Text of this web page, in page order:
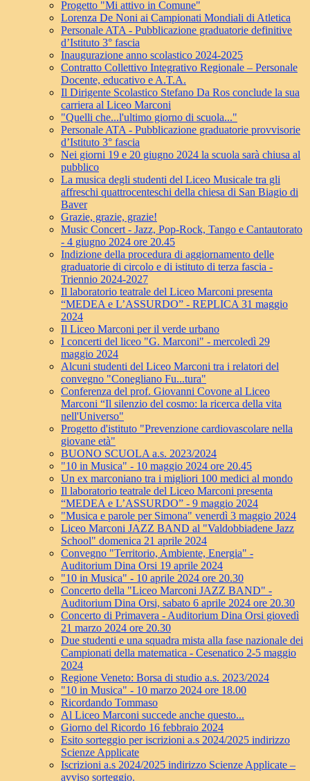
Progetto "Mi attivo in Comune"
Lorenza De Noni ai Campionati Mondiali di Atletica
Personale ATA - Pubblicazione graduatorie definitive
d’Istituto 3° fascia
Inaugurazione anno scolastico 2024-2025
Contratto Collettivo Integrativo Regionale – Personale
Docente, educativo e A.T.A.
Il Dirigente Scolastico Stefano Da Ros conclude la sua
carriera al Liceo Marconi
"Quelli che...l'ultimo giorno di scuola..."
Personale ATA - Pubblicazione graduatorie provvisorie
d’Istituto 3° fascia
Nei giorni 19 e 20 giugno 2024 la scuola sarà chiusa al
pubblico
La musica degli studenti del Liceo Musicale tra gli
affreschi quattrocenteschi della chiesa di San Biagio di
Baver
Grazie, grazie, grazie!
Music Concert - Jazz, Pop-Rock, Tango e Cantautorato
- 4 giugno 2024 ore 20.45
Indizione della procedura di aggiornamento delle
graduatorie di circolo e di istituto di terza fascia -
Triennio 2024-2027
Il laboratorio teatrale del Liceo Marconi presenta
“MEDEA e L’ASSURDO” - REPLICA 31 maggio
2024
Il Liceo Marconi per il verde urbano
I concerti del liceo "G. Marconi" - mercoledì 29
maggio 2024
Alcuni studenti del Liceo Marconi tra i relatori del
convegno "Conegliano Fu...tura"
Conferenza del prof. Giovanni Covone al Liceo
Marconi “Il silenzio del cosmo: la ricerca della vita
nell'Universo"
Progetto d'istituto "Prevenzione cardiovascolare nella
giovane età"
BUONO SCUOLA a.s. 2023/2024
"10 in Musica" - 10 maggio 2024 ore 20.45
Un ex marconiano tra i migliori 100 medici al mondo
Il laboratorio teatrale del Liceo Marconi presenta
“MEDEA e L’ASSURDO” - 9 maggio 2024
"Musica e parole per Simona" venerdì 3 maggio 2024
Liceo Marconi JAZZ BAND al "Valdobbiadene Jazz
School" domenica 21 aprile 2024
Convegno "Territorio, Ambiente, Energia" -
Auditorium Dina Orsi 19 aprile 2024
"10 in Musica" - 10 aprile 2024 ore 20.30
Concerto della "Liceo Marconi JAZZ BAND" -
Auditorium Dina Orsi, sabato 6 aprile 2024 ore 20.30
Concerto di Primavera - Auditorium Dina Orsi giovedì
21 marzo 2024 ore 20.30
Due studenti e una squadra mista alla fase nazionale dei
Campionati della matematica - Cesenatico 2-5 maggio
2024
Regione Veneto: Borsa di studio a.s. 2023/2024
"10 in Musica" - 10 marzo 2024 ore 18.00
Ricordando Tommaso
Al Liceo Marconi succede anche questo...
Giorno del Ricordo 16 febbraio 2024
Esito sorteggio per iscrizioni a.s 2024/2025 indirizzo
Scienze Applicate
Iscrizioni a.s 2024/2025 indirizzo Scienze Applicate –
avviso sorteggio.